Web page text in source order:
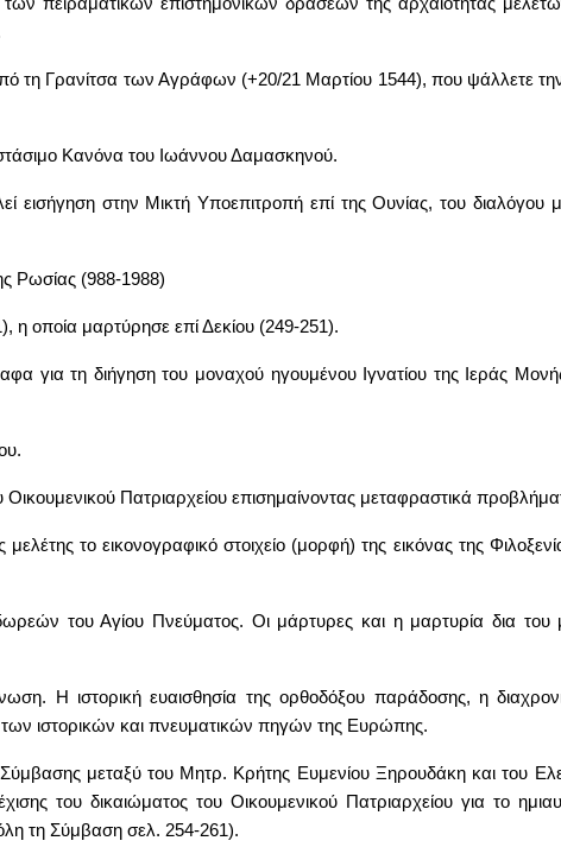
πειραματικών επιστημονικών δράσεων της αρχαιότητας
τη Γρανίτσα των Αγράφων (+20/21 Μαρτίου 1544), που ψάλλετε
Κανόνα του Ιωάννου Δαμασκηνού.
στην Μικτή Υποεπιτροπή επί της Ουνίας, του διαλόγου
Ρωσίας (988-1988)
η οποία μαρτύρησε επί Δεκίου (249-251).
για τη διήγηση του μοναχού ηγουμένου Ιγνατίου της Ιεράς
Πατριαρχείου επισημαίνοντας μεταφραστικά
το εικονογραφικό στοιχείο (μορφή) της εικόνας της
του Αγίου Πνεύματος. Οι μάρτυρες και η μαρτυρία δια του
Η ιστορική ευαισθησία της ορθοδόξου παράδοσης, η
ιστορικών και πνευματικών πηγών της Ευρώπης.
μεταξύ του Μητρ. Κρήτης Ευμενίου Ξηρουδάκη και του
του δικαιώματος του Οικουμενικού Πατριαρχείου για το
τη Σύμβαση σελ. 254-261).